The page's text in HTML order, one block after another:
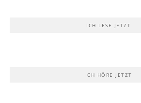
ICH LESE JETZT
ICH HÖRE JETZT